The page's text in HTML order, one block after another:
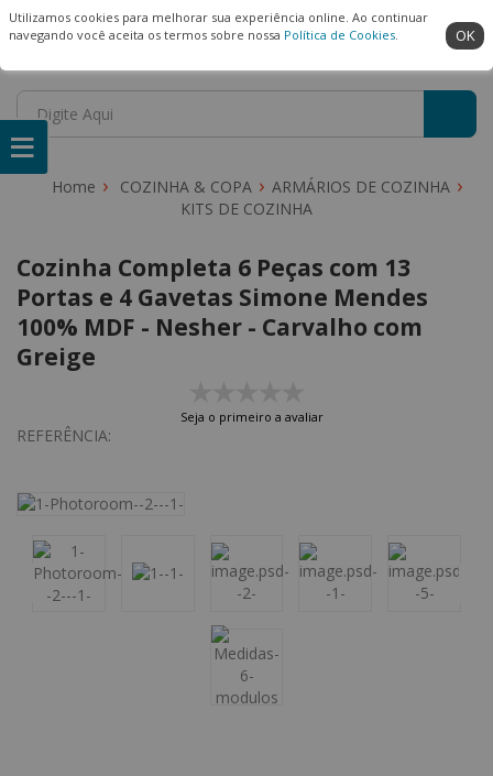
Utilizamos cookies para melhorar sua experiência online. Ao continuar
navegando você aceita os termos sobre nossa Política de Cookies. OK
(22) 99909-3407 Ambiente Seguro
COZINHA & COPA
ARMÁRIOS DE COZINHA
KITS DE COZINHA
Cozinha Completa 6 Peças com 13
Portas e 4 Gavetas Simone Mendes
100% MDF - Nesher - Carvalho com
Greige
Seja o primeiro a avaliar
REFERÊNCIA: